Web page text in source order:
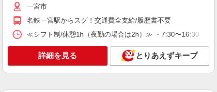
個別訪問(対面) 1件：4,286円〜5,239円 ・遠隔面
談 1件：1,500〜1,691円 ・電話支援 1件：
1,000円〜1,429円 ・ICTメール支援 1件：500円
します ※交通費・電話代は弊社負担。その他、支
援内容により細則あり。
【活動エリア】愛知県一宮市及びその周辺
詳細を見る
パナソニック エイジフリーケアセンター一宮
一宮市
名鉄一宮駅からスグ！交通費全支給/履歴書不要
≪シフト制/休憩1h（夜勤の場合は2h）≫ ・7:30〜16:30 ・
詳細を見る とりあえずキープ